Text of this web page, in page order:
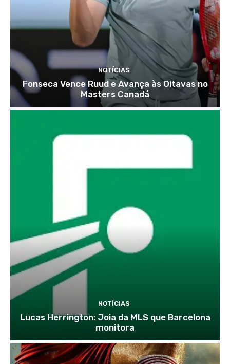
NOTÍCIAS
Fonseca Vence Ruud e Avança às Oitavas no
Masters Canadá
NOTÍCIAS
Lucas Herrington: Joia da MLS que Barcelona
monitora